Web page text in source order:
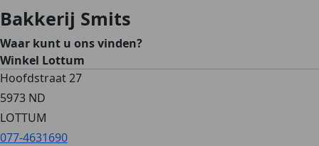
Bakkerij Smits
Waar kunt u ons vinden?
Winkel Lottum
Hoofdstraat 27
5973 ND
LOTTUM
077-4631690